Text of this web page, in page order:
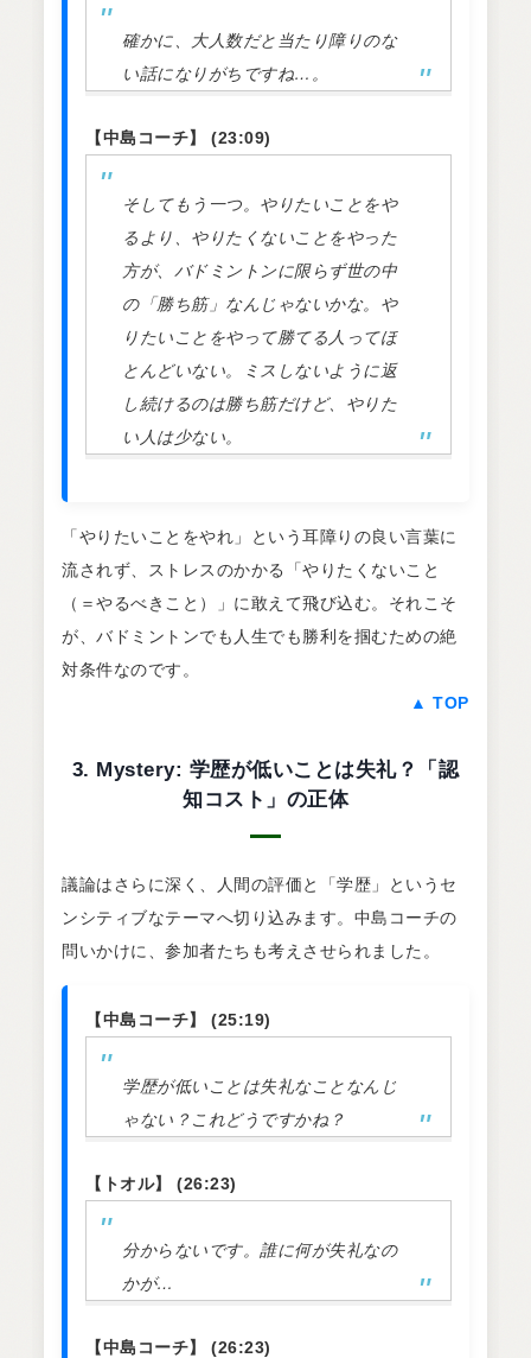
確かに、大人数だと当たり障りのな
い話になりがちですね…。
【中島コーチ】 (23:09)
そしてもう一つ。やりたいことをや
るより、やりたくないことをやった
方が、バドミントンに限らず世の中
の「勝ち筋」なんじゃないかな。や
りたいことをやって勝てる人ってほ
とんどいない。ミスしないように返
し続けるのは勝ち筋だけど、やりた
い人は少ない。
「やりたいことをやれ」という耳障りの良い言葉に
流されず、ストレスのかかる「やりたくないこと
（＝やるべきこと）」に敢えて飛び込む。それこそ
が、バドミントンでも人生でも勝利を掴むための絶
対条件なのです。
▲ TOP
3. Mystery: 学歴が低いことは失礼？「認
知コスト」の正体
議論はさらに深く、人間の評価と「学歴」というセ
ンシティブなテーマへ切り込みます。中島コーチの
問いかけに、参加者たちも考えさせられました。
【中島コーチ】 (25:19)
学歴が低いことは失礼なことなんじ
ゃない？これどうですかね？
【トオル】 (26:23)
分からないです。誰に何が失礼なの
かが…
【中島コーチ】 (26:23)